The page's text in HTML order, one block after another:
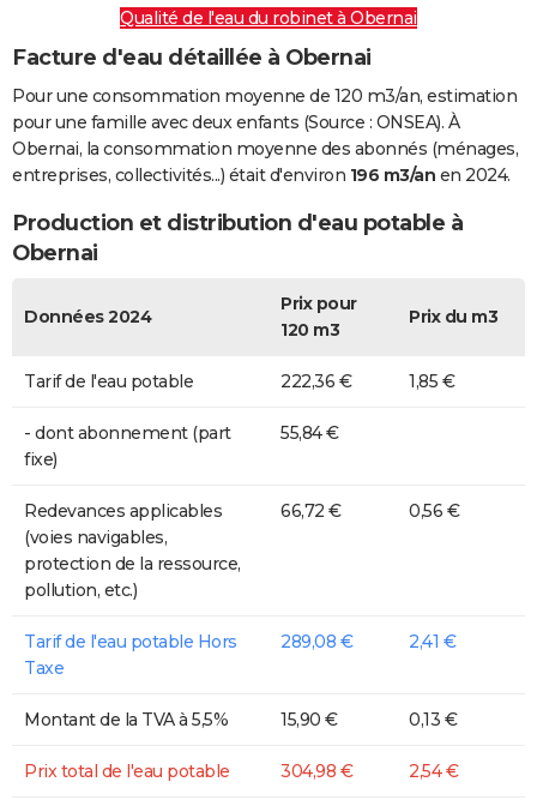
Qualité de l'eau du robinet à Obernai
Facture d'eau détaillée à Obernai
Pour une consommation moyenne de 120 m3/an, estimation
pour une famille avec deux enfants (Source : ONSEA). À
Obernai, la consommation moyenne des abonnés (ménages,
entreprises, collectivités...) était d'environ 196 m3/an en 2024.
Production et distribution d'eau potable à
Obernai
Données 2024
Prix pour
120 m3
Prix du m3
Tarif de l'eau potable 222,36 € 1,85 €
- dont abonnement (part
fixe)
55,84 €
Redevances applicables
(voies navigables,
protection de la ressource,
pollution, etc.)
66,72 € 0,56 €
Tarif de l'eau potable Hors
Taxe
289,08 € 2,41 €
Montant de la TVA à 5,5% 15,90 € 0,13 €
Prix total de l'eau potable 304,98 € 2,54 €